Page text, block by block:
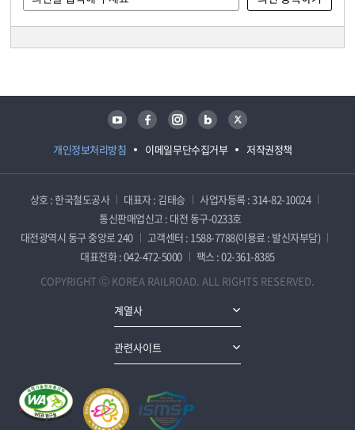
개인정보처리방침 이메일무단수집거부 저작권정책
유튜브 페이스북 인스타그램 블로그 트위터
상호 : 한국철도공사 대표자 : 김태승
사업자등록 : 314-82-10024
통신판매업신고 : 대전 동구-0233호
대전광역시 동구 중앙로 240
고객센터 : 1588-7788(이용료 : 발신자부담)
대표전화 : 042-472-5000
팩스 : 02-361-8385
COPYRIGHT ⓒ KOREA RAILROAD. ALL RIGHTS RESERVED.
계열사
관련사이트